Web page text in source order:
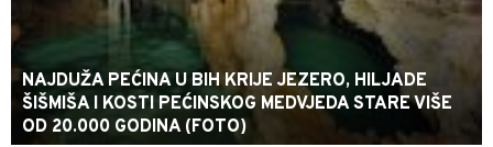
NAJDUŽA PEĆINA U BIH KRIJE JEZERO, HILJADE
ŠIŠMIŠA I KOSTI PEĆINSKOG MEDVJEDA STARE VIŠE
OD 20.000 GODINA (FOTO)